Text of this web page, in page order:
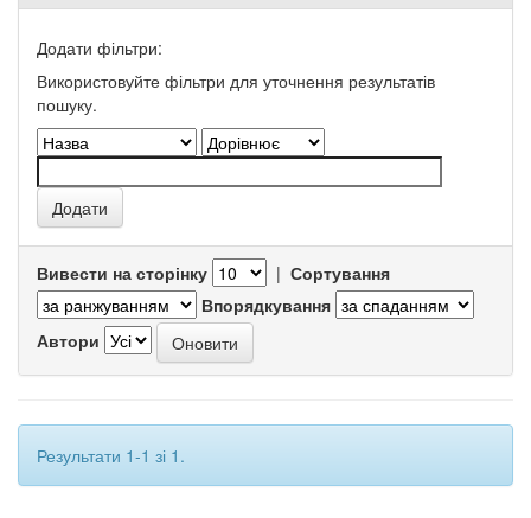
Додати фільтри:
Використовуйте фільтри для уточнення результатів
пошуку.
Вивести на сторінку | Сортування
Впорядкування
Автори
Результати 1-1 зі 1.